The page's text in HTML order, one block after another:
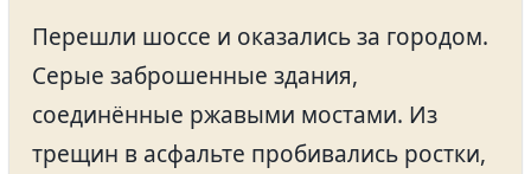
Перешли шоссе и оказались за городом.
Серые заброшенные здания,
соединённые ржавыми мостами. Из
трещин в асфальте пробивались ростки,